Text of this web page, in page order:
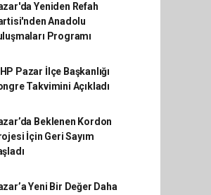
Yeniden Refah
Anadolu
Programı
Pazar İlçe Başkanlığı
Takvimini Açıkladı
Beklenen Kordon
İçin Geri Sayım
Yeni Bir Değer Daha